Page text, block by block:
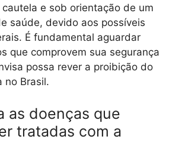
e sob orientação de um
saúde, devido aos possíveis
É fundamental aguardar
que comprovem sua segurança
possa rever a proibição do
no Brasil.
as doenças que
tratadas com a